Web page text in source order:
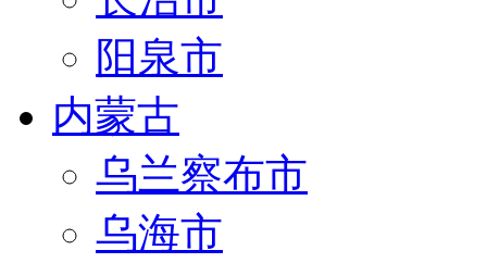
阳泉市
内蒙古
乌兰察布市
乌海市